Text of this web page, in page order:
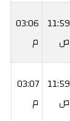
11:59
ص
03:06
م
11:59
ص
03:07
م